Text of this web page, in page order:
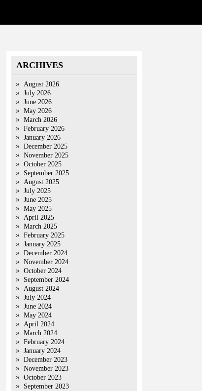
ARCHIVES
August 2026
July 2026
June 2026
May 2026
March 2026
February 2026
January 2026
December 2025
November 2025
October 2025
September 2025
August 2025
July 2025
June 2025
May 2025
April 2025
March 2025
February 2025
January 2025
December 2024
November 2024
October 2024
September 2024
August 2024
July 2024
June 2024
May 2024
April 2024
March 2024
February 2024
January 2024
December 2023
November 2023
October 2023
September 2023